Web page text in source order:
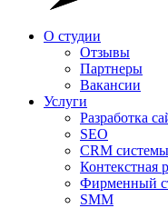
О студии
Отзывы
Партнеры
Вакансии
Услуги
Разработка
SEO
CRM системы
Контекстная
Фирменный
SMM